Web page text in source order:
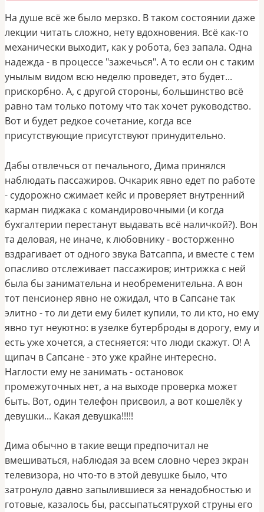
На душе всё же было мерзко. В таком состоянии даже
лекции читать сложно, нету вдохновения. Всё как-то
механически выходит, как у робота, без запала. Одна
надежда - в процессе "зажечься". А то если он с таким
унылым видом всю неделю проведет, это будет...
прискорбно. А, с другой стороны, большинство всё
равно там только потому что так хочет руководство.
Вот и будет редкое сочетание, когда все
присутствующие присутствуют принудительно.
Дабы отвлечься от печального, Дима принялся
наблюдать пассажиров. Очкарик явно едет по работе
- судорожно сжимает кейс и проверяет внутренний
карман пиджака с командировочными (и когда
бухгалтерии перестанут выдавать всё наличкой?). Вон
та деловая, не иначе, к любовнику - восторженно
вздрагивает от одного звука Ватсаппа, и вместе с тем
опасливо отслеживает пассажиров; интрижка с ней
была бы занимательна и необременительна. А вон
тот пенсионер явно не ожидал, что в Сапсане так
элитно - то ли дети ему билет купили, то ли кто, но ему
явно тут неуютно: в узелке бутерброды в дорогу, ему и
есть уже хочется, а стесняется: что люди скажут. О! А
щипач в Сапсане - это уже крайне интересно.
Наглости ему не занимать - остановок
промежуточных нет, а на выходе проверка может
быть. Вот, один телефон присвоил, а вот кошелёк у
девушки... Какая девушка!!!!!
Дима обычно в такие вещи предпочитал не
вмешиваться, наблюдая за всем словно через экран
телевизора, но что-то в этой девушке было, что
затронуло давно запылившиеся за ненадобностью и
готовые, казалось бы, рассыпатьсятрухой струны его